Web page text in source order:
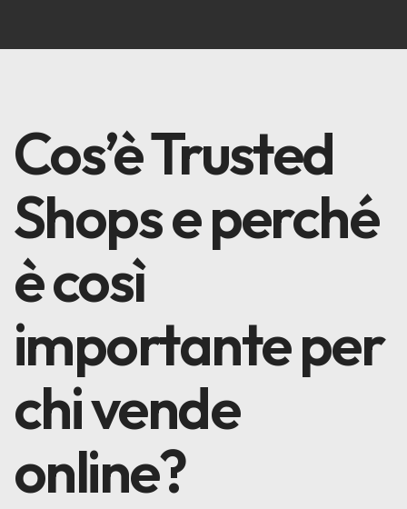
Cos’è Trusted
Shops e perché
è così
importante per
chi vende
online?